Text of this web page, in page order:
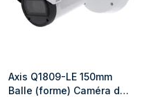
Axis Q1809-LE 150mm
Balle (forme) Caméra de